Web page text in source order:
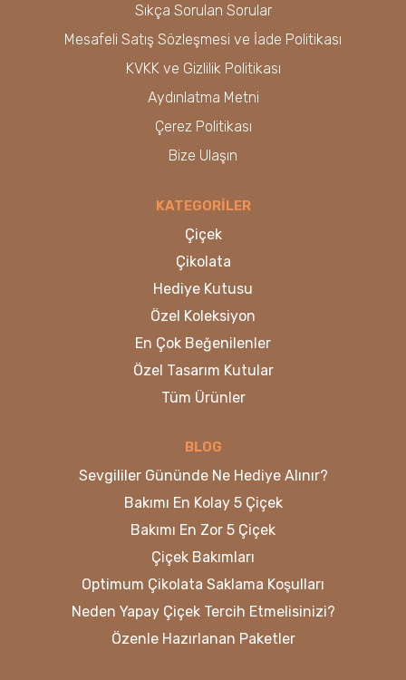
Sıkça Sorulan Sorular
Mesafeli Satış Sözleşmesi ve İade Politikası
KVKK ve Gizlilik Politikası
Aydınlatma Metni
Çerez Politikası
Bize Ulaşın
KATEGORİLER
Çiçek
Çikolata
Hediye Kutusu
Özel Koleksiyon
En Çok Beğenilenler
Özel Tasarım Kutular
Tüm Ürünler
BLOG
Sevgililer Gününde Ne Hediye Alınır?
Bakımı En Kolay 5 Çiçek
Bakımı En Zor 5 Çiçek
Çiçek Bakımları
Optimum Çikolata Saklama Koşulları
Neden Yapay Çiçek Tercih Etmelisinizi?
Özenle Hazırlanan Paketler